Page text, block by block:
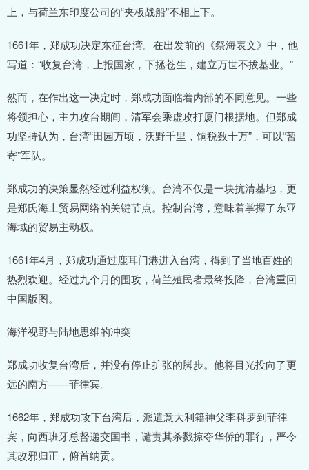
上，与荷兰东印度公司的“夹板战船”不相上下。
1661年，郑成功决定东征台湾。在出发前的《祭海表文》中，他
写道：“收复台湾，上报国家，下拯苍生，建立万世不拔基业。”
然而，在作出这一决定时，郑成功面临着内部的不同意见。一些
将领担心，主力攻台期间，清军会乘虚攻打厦门根据地。但郑成
功坚持认为，台湾“田园万顷，沃野千里，饷税数十万”，可以“暂
寄”军队。
郑成功的决策显然经过利益权衡。台湾不仅是一块抗清基地，更
是郑氏海上贸易网络的关键节点。控制台湾，意味着掌握了东亚
海域的贸易主动权。
1661年4月，郑成功通过鹿耳门港进入台湾，得到了当地百姓的
热烈欢迎。经过九个月的围攻，荷兰殖民者最终投降，台湾重回
中国版图。
海洋视野与陆地思维的冲突
郑成功收复台湾后，并没有停止扩张的脚步。他将目光投向了更
远的南方——菲律宾。
1662年，郑成功攻下台湾后，派遣意大利籍神父李科罗到菲律
宾，向西班牙总督递交国书，谴责其杀戮掠夺华侨的罪行，严令
其改邪归正，俯首纳贡。